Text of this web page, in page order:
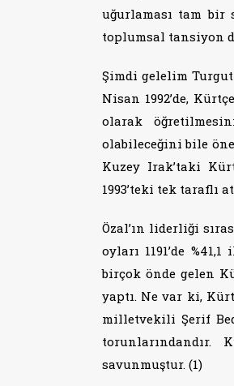
uğurlaması tam bir
toplumsal tansiyon
Şimdi gelelim Turgut
Nisan 1992’de,
olarak
olabileceğini bile
Kuzey Irak’taki
1993’teki tek taraflı
Özal’ın liderliği
oyları 1191’de
birçok önde gelen
yaptı. Ne var ki,
milletvekili Şerif
savunmuştur. (1)